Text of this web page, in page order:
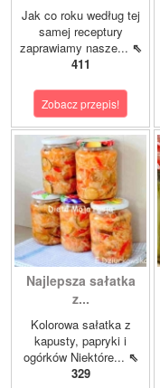
Jak co roku według tej
samej receptury
zaprawiamy nasze... ⇖
411
Zobacz przepis!
Najlepsza sałatka
z...
Kolorowa sałatka z
kapusty, papryki i
ogórków Niektóre... ⇖
329